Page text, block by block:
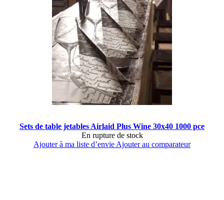
Sets de table jetables Airlaid Plus Wine 30x40 1000 pce
En rupture de stock
Ajouter à ma liste d’envie Ajouter au comparateur